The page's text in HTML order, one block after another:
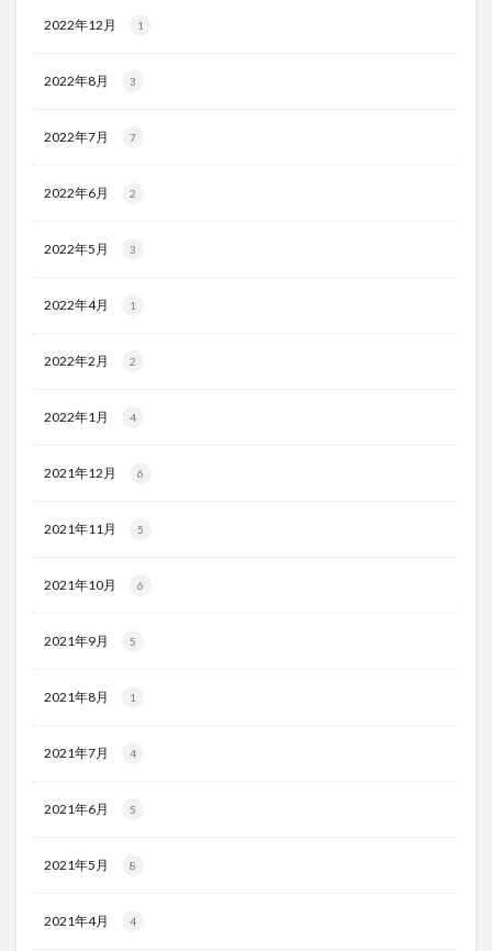
2022年12月 1
2022年8月 3
2022年7月 7
2022年6月 2
2022年5月 3
2022年4月 1
2022年2月 2
2022年1月 4
2021年12月 6
2021年11月 5
2021年10月 6
2021年9月 5
2021年8月 1
2021年7月 4
2021年6月 5
2021年5月 8
2021年4月 4